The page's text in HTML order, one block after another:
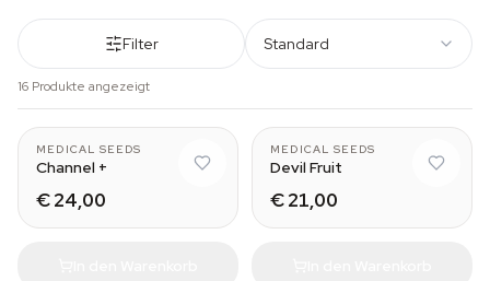
Filter Standard
16 Produkte angezeigt
MEDICAL SEEDS
Channel +
€ 24,00
MEDICAL SEEDS
Devil Fruit
€ 21,00